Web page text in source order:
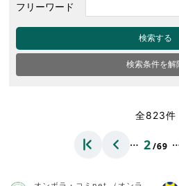
フリーワード
検索する
検索条件を解
全823件
… 2/69